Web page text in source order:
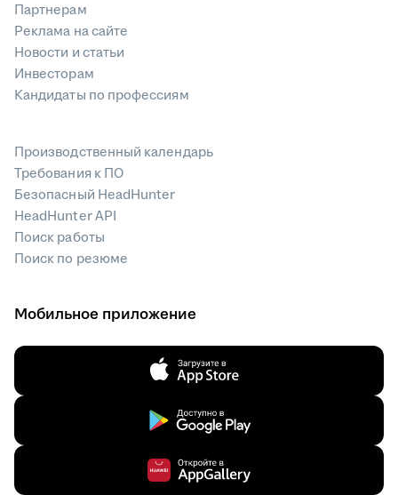
Партнерам
Реклама на сайте
Новости и статьи
Инвесторам
Кандидаты по профессиям
Производственный календарь
Требования к ПО
Безопасный HeadHunter
HeadHunter API
Поиск работы
Поиск по резюме
Мобильное приложение